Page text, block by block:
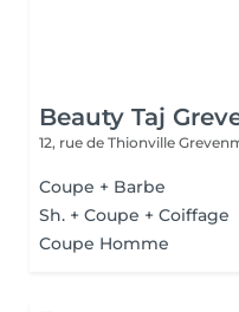
Beauty Taj
12, rue de Thionville
Coupe + Barbe
Sh. + Coupe + Coiffage
Coupe Homme